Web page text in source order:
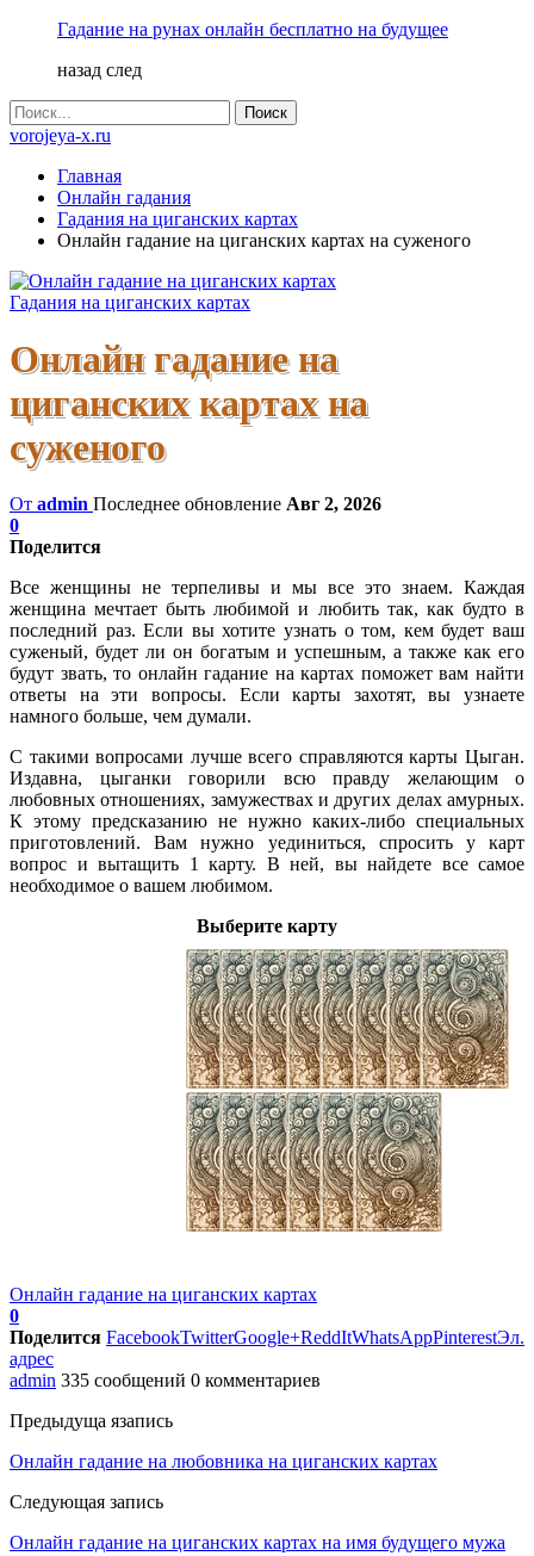
Гадание на рунах онлайн бесплатно на будущее
назад след
vorojeya-x.ru
Главная
Онлайн гадания
Гадания на циганских картах
Онлайн гадание на циганских картах на суженого
Гадания на циганских картах
Онлайн гадание на
циганских картах на
суженого
От admin Последнее обновление Авг 2, 2026
0
Поделится
Все женщины не терпеливы и мы все это знаем. Каждая
женщина мечтает быть любимой и любить так, как будто в
последний раз. Если вы хотите узнать о том, кем будет ваш
суженый, будет ли он богатым и успешным, а также как его
будут звать, то онлайн гадание на картах поможет вам найти
ответы на эти вопросы. Если карты захотят, вы узнаете
намного больше, чем думали.
С такими вопросами лучше всего справляются карты Цыган.
Издавна, цыганки говорили всю правду желающим о
любовных отношениях, замужествах и других делах амурных.
К этому предсказанию не нужно каких-либо специальных
приготовлений. Вам нужно уединиться, спросить у карт
вопрос и вытащить 1 карту. В ней, вы найдете все самое
необходимое о вашем любимом.
Выберите карту
Онлайн гадание на циганских картах
0
Поделится FacebookTwitterGoogle+ReddItWhatsAppPinterestЭл.
адрес
admin 335 сообщений 0 комментариев
Предыдуща язапись
Онлайн гадание на любовника на циганских картах
Следующая запись
Онлайн гадание на циганских картах на имя будущего мужа